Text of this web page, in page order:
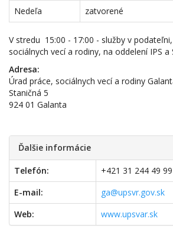
Nedeľa
zatvorené
V stredu 15:00 - 17:00 - služby v
sociálnych vecí a rodiny, na oddelení IPS a
Adresa:
Úrad práce, sociálnych vecí a rodiny
Staničná 5
924 01 Galanta
Ďalšie informácie
Telefón:
+421 31 244 49 99
E-mail:
ga@upsvr.gov.sk
Web:
www.upsvar.sk